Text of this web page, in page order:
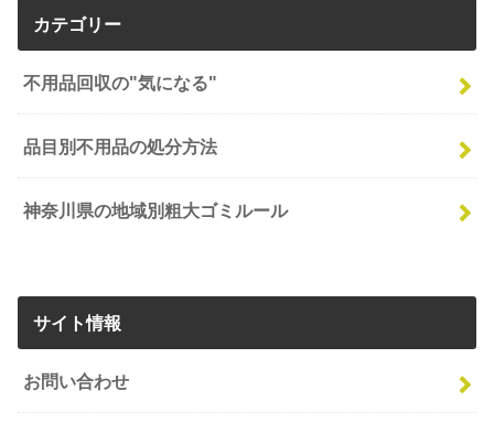
カテゴリー
不用品回収の"気になる"
品目別不用品の処分方法
神奈川県の地域別粗大ゴミルール
サイト情報
お問い合わせ